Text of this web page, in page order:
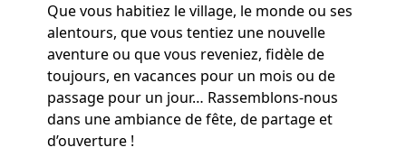
Que vous habitiez le village, le monde ou ses
alentours, que vous tentiez une nouvelle
aventure ou que vous reveniez, fidèle de
toujours, en vacances pour un mois ou de
passage pour un jour… Rassemblons-nous
dans une ambiance de fête, de partage et
d’ouverture !